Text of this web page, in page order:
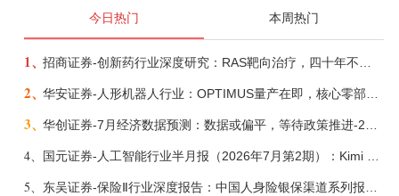
今日热门 本周热门
1、
2、
3、
4、
5、